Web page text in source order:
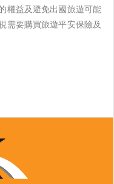
權益及避免出國旅遊可能
需要購買旅遊平安保險及